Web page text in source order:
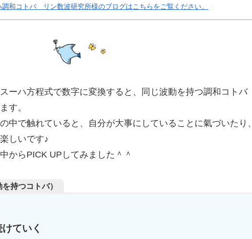
和コトバ リン数波研究所様のブログはこちらをご覧ください。
ーハ方程式で数字に変換すると、同じ波動を持つ調和コトバ
す。
中で触れていると、自分が大事にしていることに氣づいたり、
しいです♪
からPICK UPしてみました＾＾
持つコトバ）
ていく